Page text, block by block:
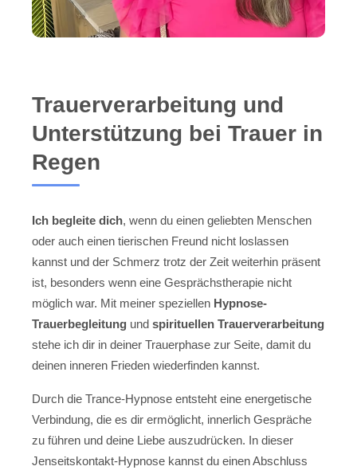
Trauerverarbeitung und
Unterstützung bei Trauer in
Regen
Ich begleite dich, wenn du einen geliebten Menschen
oder auch einen tierischen Freund nicht loslassen
kannst und der Schmerz trotz der Zeit weiterhin präsent
ist, besonders wenn eine Gesprächstherapie nicht
möglich war. Mit meiner speziellen Hypnose-
Trauerbegleitung und spirituellen Trauerverarbeitung
stehe ich dir in deiner Trauerphase zur Seite, damit du
deinen inneren Frieden wiederfinden kannst.
Durch die Trance-Hypnose entsteht eine energetische
Verbindung, die es dir ermöglicht, innerlich Gespräche
zu führen und deine Liebe auszudrücken. In dieser
Jenseitskontakt-Hypnose kannst du einen Abschluss